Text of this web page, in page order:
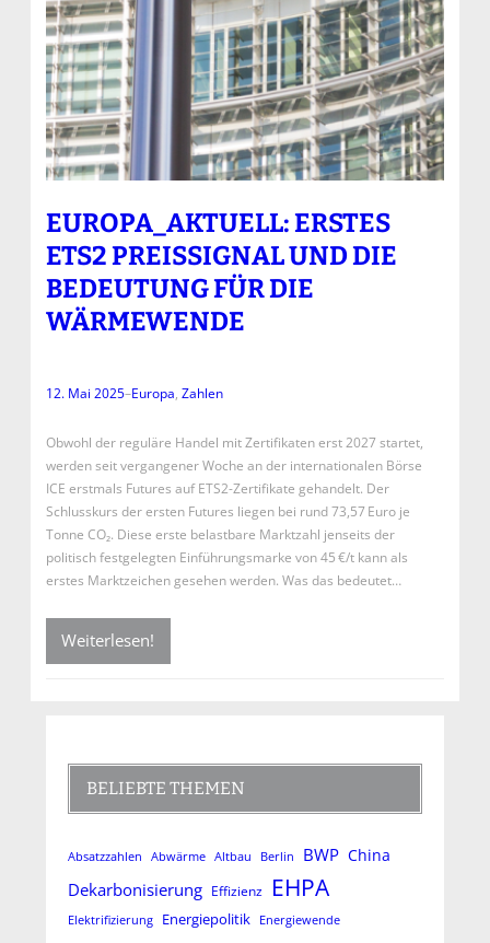
EUROPA_AKTUELL: ERSTES
ETS2 PREISSIGNAL UND DIE
BEDEUTUNG FÜR DIE
WÄRMEWENDE
12. Mai 2025–Europa, Zahlen
Obwohl der reguläre Handel mit Zertifikaten erst 2027 startet,
werden seit vergangener Woche an der internationalen Börse
ICE erstmals Futures auf ETS2-Zertifikate gehandelt. Der
Schlusskurs der ersten Futures liegen bei rund 73,57 Euro je
Tonne CO₂. Diese erste belastbare Marktzahl jenseits der
politisch festgelegten Einführungsmarke von 45 €/t kann als
erstes Marktzeichen gesehen werden. Was das bedeutet…
Weiterlesen!
BELIEBTE THEMEN
Absatzzahlen Abwärme Altbau Berlin BWP China
Dekarbonisierung Effizienz EHPA
Elektrifizierung Energiepolitik Energiewende